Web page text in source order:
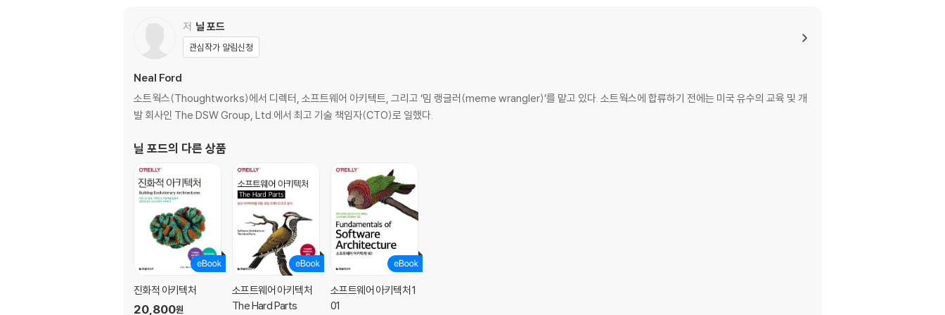
CHAPTER 03 모듈성
_3.1 모듈성 대 세분도
_3.2 모듈성의 정의
_3.3 모듈성 측정
_3.4 모듈에서 컴포넌트로
CHAPTER 04 아키텍처 특성의 정의
_4.2 중요한 아키텍처 특성들
_4.3 트레이드오프와 ‘가장 덜 나쁜’ 아키텍처
CHAPTER 05 아키텍처 특성의 식별
_5.1 도메인 관심사들에서 아키텍처 특성 도출하기
_5.2 복합 아키텍처 특성
_5.4 카타: 실리콘 샌드위치
_5.5 아키텍처 특성의 제한과 우선순위 부여
저 닐 포드
관심작가 알림신청
Neal Ford
소트웍스(Thoughtworks)에서 디렉터, 소프트웨어 아키텍트, 그리고 ‘밈 랭글러(meme wrangler)’를 맡고 있다. 소트웍스에 합류하기 전에는 미국 유수의 교육 및 개
발 회사인 The DSW Group, Ltd.에서 최고 기술 책임자(CTO)로 일했다.
닐 포드의 다른 상품
진화적 아키텍처
20,800원
소프트웨어 아키텍처
The Hard Parts
소프트웨어 아키텍처 1
01